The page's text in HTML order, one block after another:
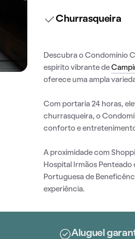
Churrasqueira
Descubra o Condomínio
espírito vibrante de
oferece uma ampla
Com portaria 24 horas,
churrasqueira, o
conforto e
A proximidade com
Hospital Irmãos Penteado
Portuguesa de
experiência.
Aluguel